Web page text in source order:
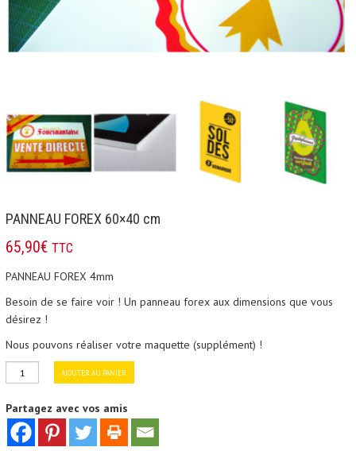
PANNEAU FOREX 60×40 cm
65,90€ TTC
PANNEAU FOREX 4mm
Besoin de se faire voir ! Un panneau forex aux dimensions que vous
désirez !
Nous pouvons réaliser votre maquette (supplément) !
quantité
PANNEAU
FOREX
AJOUTER AU PANIER
Partagez avec vos amis